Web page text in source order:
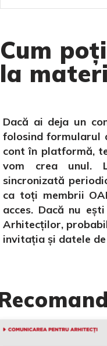
Cum
la
Dacă ai deja un
folosind formularul
cont în platformă,
vom crea unul.
sincronizată
ca toți membrii
acces. Dacă nu
Arhitecților,
invitația și datele